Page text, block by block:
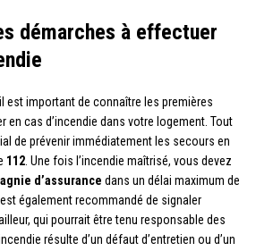
démarches à effectuer
est important de connaître les premières
en cas d’incendie dans votre logement. Tout
de prévenir immédiatement les secours en
112 . Une fois l’incendie maîtrisé, vous devez
d’assurance dans un délai maximum de
est également recommandé de signaler
qui pourrait être tenu responsable des
résulte d’un défaut d’entretien ou d’un